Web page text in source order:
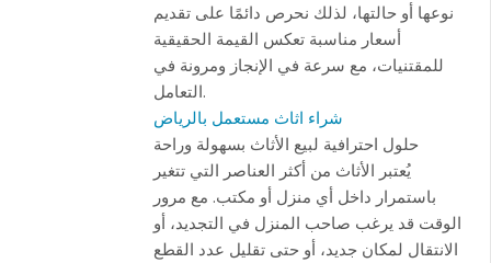
نوعها أو حالتها، لذلك نحرص دائمًا على تقديم
أسعار مناسبة تعكس القيمة الحقيقية
للمقتنيات، مع سرعة في الإنجاز ومرونة في
التعامل.
شراء اثاث مستعمل بالرياض
حلول احترافية لبيع الأثاث بسهولة وراحة
يُعتبر الأثاث من أكثر العناصر التي تتغير
باستمرار داخل أي منزل أو مكتب. مع مرور
الوقت قد يرغب صاحب المنزل في التجديد، أو
الانتقال لمكان جديد، أو حتى تقليل عدد القطع